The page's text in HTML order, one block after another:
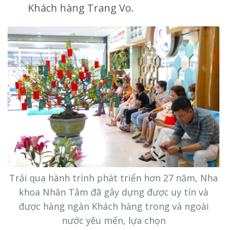
Khách hàng Trang Vo.
Trải qua hành trình phát triển hơn 27 năm, Nha
khoa Nhân Tâm đã gây dựng được uy tín và
được hàng ngàn Khách hàng trong và ngoài
nước yêu mến, lựa chọn